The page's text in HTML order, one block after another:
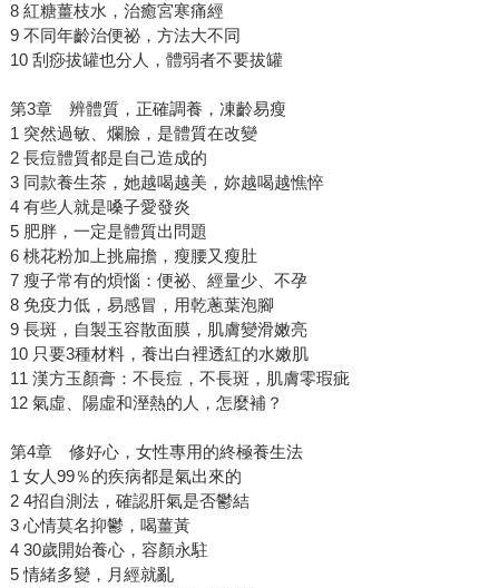
8 紅糖薑枝水，治癒宮寒痛經
9 不同年齡治便祕，方法大不同
10 刮痧拔罐也分人，體弱者不要拔罐
第3章 辨體質，正確調養，凍齡易瘦
1 突然過敏、爛臉，是體質在改變
2 長痘體質都是自己造成的
3 同款養生茶，她越喝越美，妳越喝越憔悴
4 有些人就是嗓子愛發炎
5 肥胖，一定是體質出問題
6 桃花粉加上挑扁擔，瘦腰又瘦肚
7 瘦子常有的煩惱：便祕、經量少、不孕
8 免疫力低，易感冒，用乾蔥葉泡腳
9 長斑，自製玉容散面膜，肌膚變滑嫩亮
10 只要3種材料，養出白裡透紅的水嫩肌
11 漢方玉顏膏：不長痘，不長斑，肌膚零瑕疵
12 氣虛、陽虛和溼熱的人，怎麼補？
第4章 修好心，女性專用的終極養生法
1 女人99％的疾病都是氣出來的
2 4招自測法，確認肝氣是否鬱結
3 心情莫名抑鬱，喝薑黃
4 30歲開始養心，容顏永駐
5 情緒多變，月經就亂